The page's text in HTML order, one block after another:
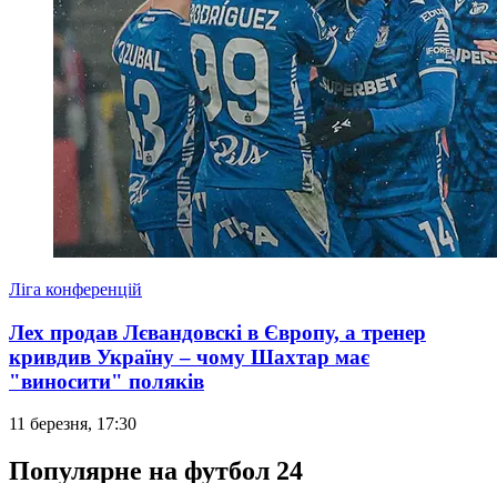
Ліга конференцій
Лех продав Лєвандовскі в Європу, а тренер
кривдив Україну – чому Шахтар має
"виносити" поляків
11 березня, 17:30
Популярне на футбол 24